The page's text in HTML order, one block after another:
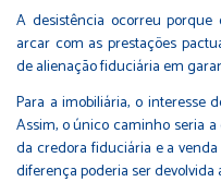
A desistência ocorreu
arcar com as prestações
de alienação fiduciária em
Para a imobiliária, o interesse
Assim, o único caminho seria
da credora fiduciária e a
diferença poderia ser devolvida